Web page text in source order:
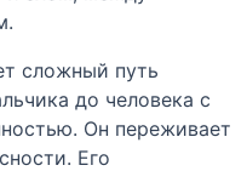
сложный путь
до человека с
Он переживает
Его